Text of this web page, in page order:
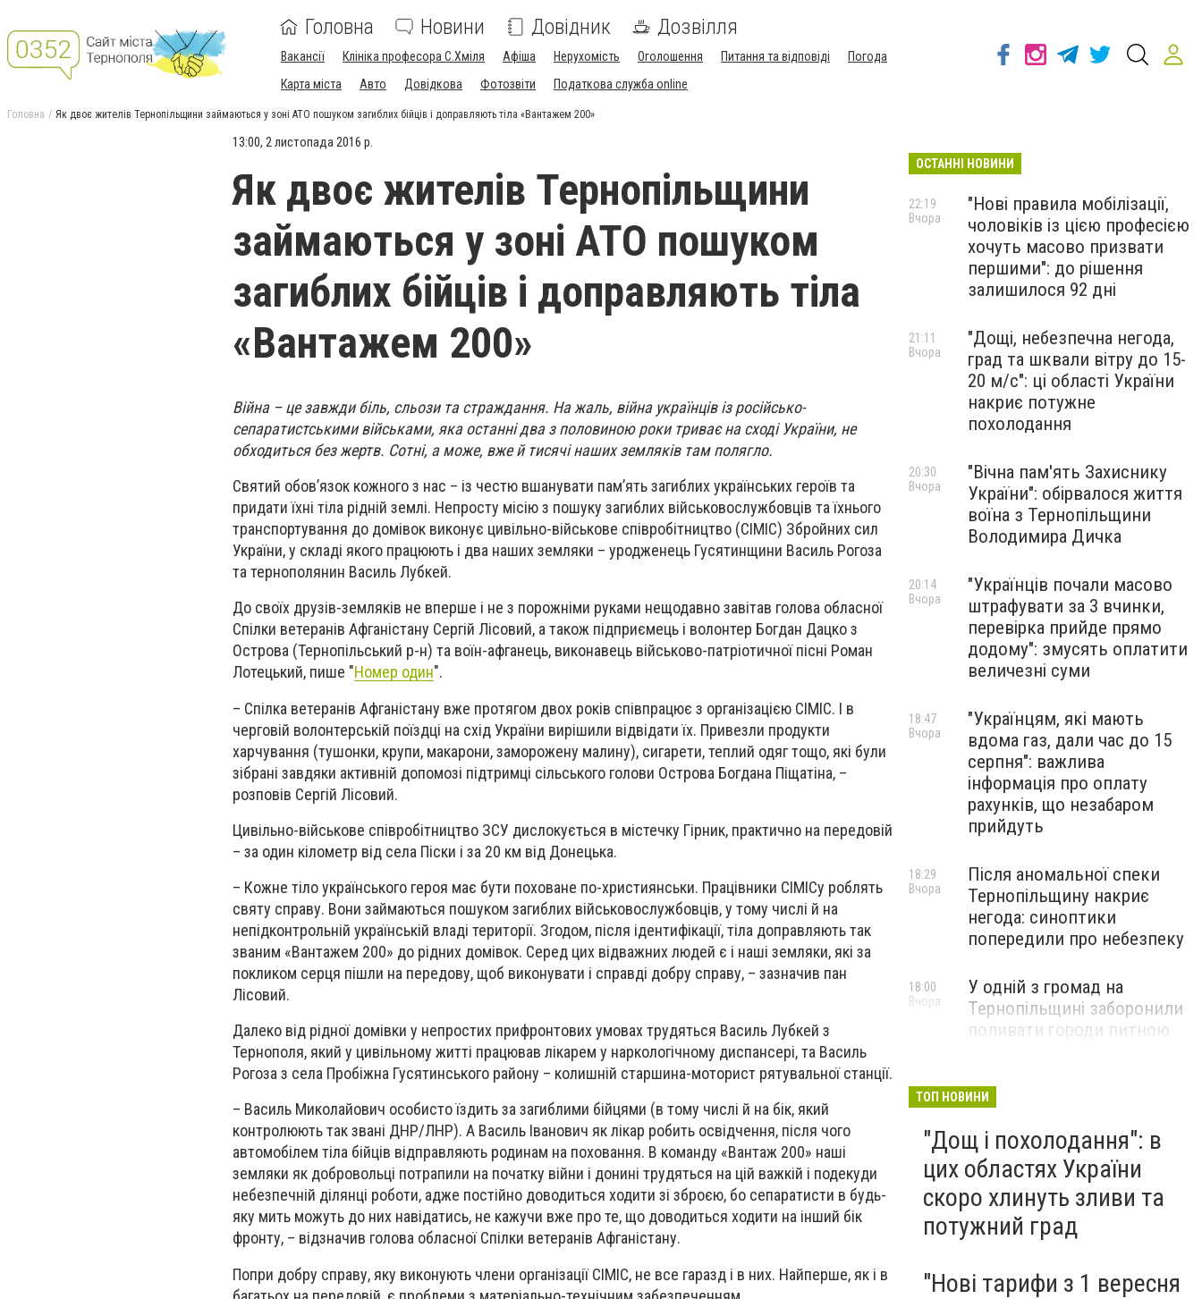
Головна Новини Довідник Дозвілля
Вакансії Клініка професора С.Хміля Афіша Нерухомість Оголошення Питання та відповіді
Погода
Карта міста
Авто Довідкова Фотозвіти Податкова служба online
Головна Як двоє жителів Тернопільщини займаються у зоні АТО пошуком загиблих бійців і доправляють тіла «Вантажем 200»
13:00, 2 листопада 2016 р.
Як двоє жителів Тернопільщини
займаються у зоні АТО пошуком
загиблих бійців і доправляють тіла
«Вантажем 200»
Війна – це завжди біль, сльози та страждання. На жаль, війна українців із російсько-
сепаратистськими військами, яка останні два з половиною роки триває на сході України, не
обходиться без жертв. Сотні, а може, вже й тисячі наших земляків там полягло.
Святий обов’язок кожного з нас – із честю вшанувати пам’ять загиблих українських героїв та
придати їхні тіла рідній землі. Непросту місію з пошуку загиблих військовослужбовців та їхнього
транспортування до домівок виконує цивільно-військове співробітництво (СІМІС) Збройних сил
України, у складі якого працюють і два наших земляки – уродженець Гусятинщини Василь Рогоза
та тернополянин Василь Лубкей.
До своїх друзів-земляків не вперше і не з порожніми руками нещодавно завітав голова обласної
Спілки ветеранів Афганістану Сергій Лісовий, а також підприємець і волонтер Богдан Дацко з
Острова (Тернопільський р-н) та воїн-афганець, виконавець військово-патріотичної пісні Роман
Лотецький, пише "Номер один".
– Спілка ветеранів Афганістану вже протягом двох років співпрацює з організацією СІМІС. І в
черговій волонтерській поїздці на схід України вирішили відвідати їх. Привезли продукти
харчування (тушонки, крупи, макарони, заморожену малину), сигарети, теплий одяг тощо, які були
зібрані завдяки активній допомозі підтримці сільського голови Острова Богдана Піщатіна, –
розповів Сергій Лісовий.
Цивільно-військове співробітництво ЗСУ дислокується в містечку Гірник, практично на передовій
– за один кілометр від села Піски і за 20 км від Донецька.
– Кожне тіло українського героя має бути поховане по-християнськи. Працівники СІМІСу роблять
святу справу. Вони займаються пошуком загиблих військовослужбовців, у тому числі й на
непідконтрольній українській владі території. Згодом, після ідентифікації, тіла доправляють так
званим «Вантажем 200» до рідних домівок. Серед цих відважних людей є і наші земляки, які за
покликом серця пішли на передову, щоб виконувати і справді добру справу, – зазначив пан
Лісовий.
Далеко від рідної домівки у непростих прифронтових умовах трудяться Василь Лубкей з
Тернополя, який у цивільному житті працював лікарем у наркологічному диспансері, та Василь
Рогоза з села Пробіжна Гусятинського району – колишній старшина-моторист рятувальної станції.
– Василь Миколайович особисто їздить за загиблими бійцями (в тому числі й на бік, який
контролюють так звані ДНР/ЛНР). А Василь Іванович як лікар робить освідчення, після чого
автомобілем тіла бійців відправляють родинам на поховання. В команду «Вантаж 200» наші
земляки як добровольці потрапили на початку війни і донині трудяться на цій важкій і подекуди
небезпечній ділянці роботи, адже постійно доводиться ходити зі зброєю, бо сепаратисти в будь-
яку мить можуть до них навідатись, не кажучи вже про те, що доводиться ходити на інший бік
фронту, – відзначив голова обласної Спілки ветеранів Афганістану.
Попри добру справу, яку виконують члени організації СІМІС, не все гаразд і в них. Найперше, як і в
ОСТАННІ НОВИНИ
"Нові правила мобілізації,
чоловіків із цією професією
хочуть масово призвати
першими": до рішення
залишилося 92 дні
22:19
Вчора
"Дощі, небезпечна негода,
град та шквали вітру до 15-
20 м/с": ці області України
накриє потужне
похолодання
21:11
Вчора
"Вічна пам'ять Захиснику
України": обірвалося життя
воїна з Тернопільщини
Володимира Дичка
20:30
Вчора
"Українців почали масово
штрафувати за 3 вчинки,
перевірка прийде прямо
додому": змусять оплатити
величезні суми
20:14
Вчора
"Українцям, які мають
вдома газ, дали час до 15
серпня": важлива
інформація про оплату
рахунків, що незабаром
прийдуть
18:47
Вчора
Після аномальної спеки
Тернопільщину накриє
негода: синоптики
попередили про небезпеку
18:29
Вчора
У одній з громад на
Тернопільщині заборонили
поливати городи питною
18:00
Вчора
миті: на Тернопільщині
знешкодили боєприпас
Вчора
ТОП НОВИНИ
"Дощ і похолодання": в
цих областях України
скоро хлинуть зливи та
потужний град
"Нові тарифи з 1 вересня